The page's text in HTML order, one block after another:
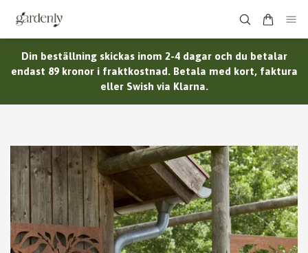
Din beställning skickas inom 2-4 dagar och du betalar
endast 89 kronor i fraktkostnad. Betala med kort, faktura
eller Swish via Klarna.